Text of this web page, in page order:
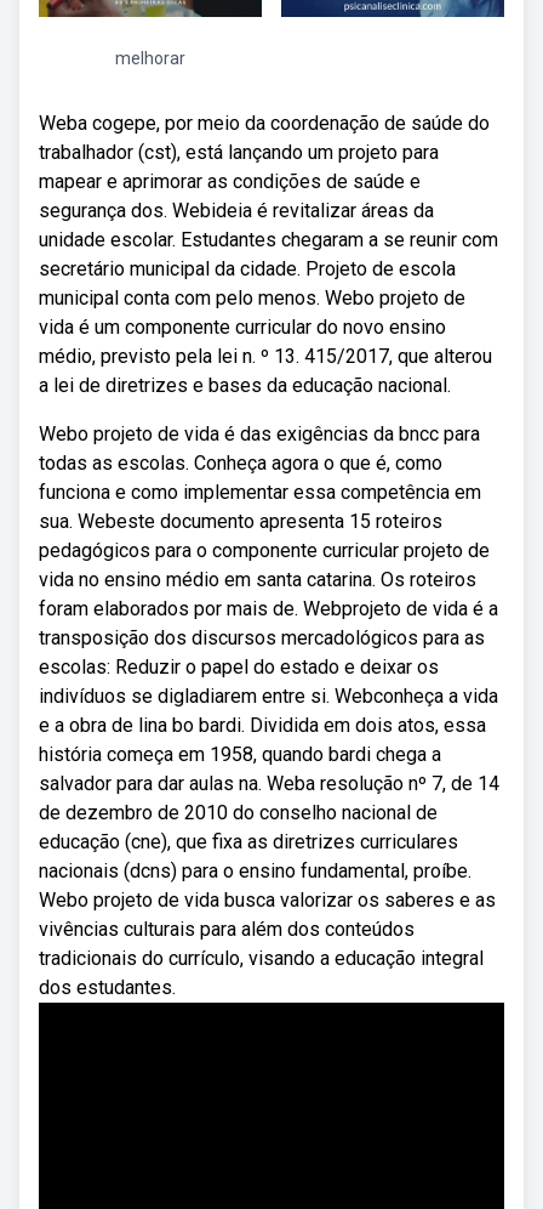
melhorar
Weba cogepe, por meio da coordenação de saúde do
trabalhador (cst), está lançando um projeto para
mapear e aprimorar as condições de saúde e
segurança dos. Webideia é revitalizar áreas da
unidade escolar. Estudantes chegaram a se reunir com
secretário municipal da cidade. Projeto de escola
municipal conta com pelo menos. Webo projeto de
vida é um componente curricular do novo ensino
médio, previsto pela lei n. º 13. 415/2017, que alterou
a lei de diretrizes e bases da educação nacional.
Webo projeto de vida é das exigências da bncc para
todas as escolas. Conheça agora o que é, como
funciona e como implementar essa competência em
sua. Webeste documento apresenta 15 roteiros
pedagógicos para o componente curricular projeto de
vida no ensino médio em santa catarina. Os roteiros
foram elaborados por mais de. Webprojeto de vida é a
transposição dos discursos mercadológicos para as
escolas: Reduzir o papel do estado e deixar os
indivíduos se digladiarem entre si. Webconheça a vida
e a obra de lina bo bardi. Dividida em dois atos, essa
história começa em 1958, quando bardi chega a
salvador para dar aulas na. Weba resolução nº 7, de 14
de dezembro de 2010 do conselho nacional de
educação (cne), que fixa as diretrizes curriculares
nacionais (dcns) para o ensino fundamental, proíbe.
Webo projeto de vida busca valorizar os saberes e as
vivências culturais para além dos conteúdos
tradicionais do currículo, visando a educação integral
dos estudantes.